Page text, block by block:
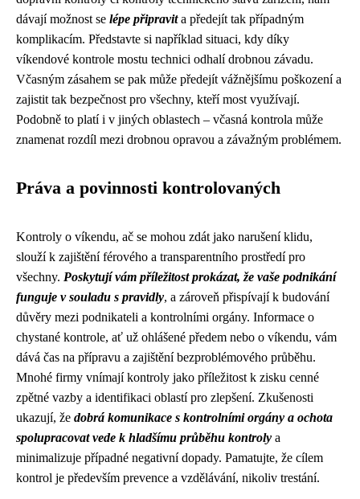
dávají možnost se lépe připravita předejít tak případným
komplikacím. Představte si například situaci, kdy díky
víkendové kontrole mostu technici odhalí drobnou závadu.
Včasným zásahem se pak může předejít vážnějšímu poškození a
zajistit tak bezpečnost pro všechny, kteří most využívají.
Podobně to platí i v jiných oblastech – včasná kontrola může
znamenat rozdíl mezi drobnou opravou a závažným problémem.
Práva a povinnosti kontrolovaných
Kontroly o víkendu, ač se mohou zdát jako narušení klidu,
slouží k zajištění férového a transparentního prostředí pro
všechny. Poskytují vám příležitost prokázat, že vaše podnikání
funguje v souladu s pravidly, a zároveň přispívají k budování
důvěry mezi podnikateli a kontrolními orgány. Informace o
chystané kontrole, ať už ohlášené předem nebo o víkendu, vám
dává čas na přípravu a zajištění bezproblémového průběhu.
Mnohé firmy vnímají kontroly jako příležitost k zisku cenné
zpětné vazby a identifikaci oblastí pro zlepšení. Zkušenosti
ukazují, že dobrá komunikace s kontrolními orgány a ochota
spolupracovat vede k hladšímu průběhu kontroly a
minimalizuje případné negativní dopady. Pamatujte, že cílem
kontrol je především prevence a vzdělávání, nikoliv trestání.